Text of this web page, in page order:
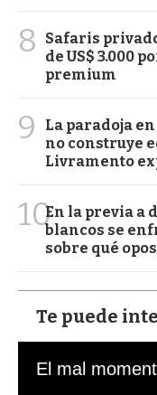
8
Safaris
de US$ 3.000
premium
9
La paradoja
no construye
Livramento
10En la previa a
blancos se
sobre qué
Te puede